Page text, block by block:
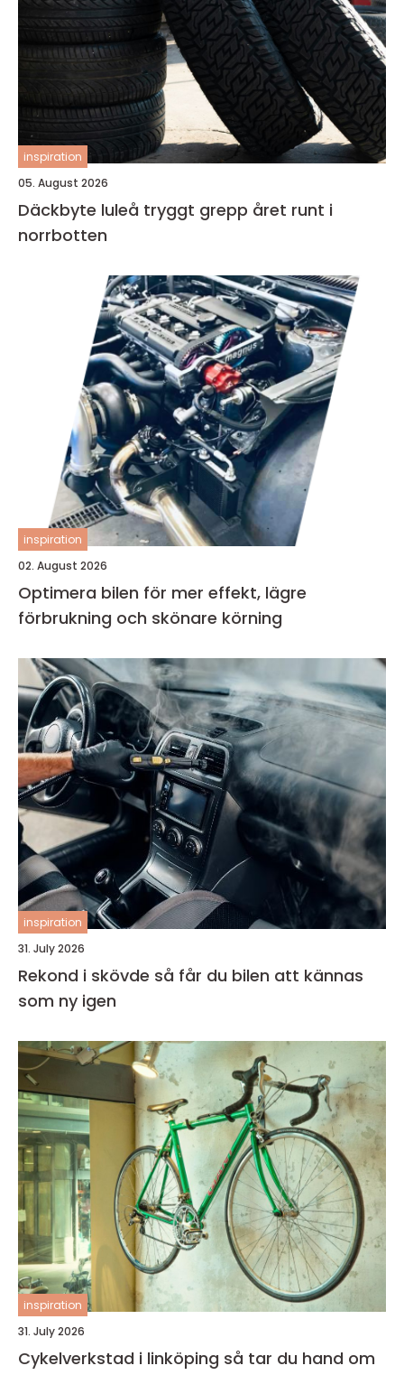
inspiration
05. August 2026
Däckbyte luleå tryggt grepp året runt i
norrbotten
inspiration
02. August 2026
Optimera bilen för mer effekt, lägre
förbrukning och skönare körning
inspiration
31. July 2026
Rekond i skövde så får du bilen att kännas
som ny igen
inspiration
31. July 2026
Cykelverkstad i linköping så tar du hand om